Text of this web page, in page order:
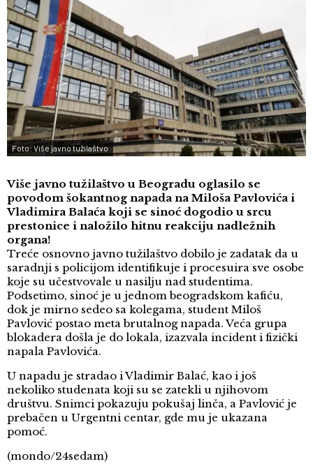
Foto: Više javno tužilaštvo
Više javno tužilaštvo u Beogradu oglasilo se
povodom šokantnog napada na Miloša Pavlovića i
Vladimira Balaća koji se sinoć dogodio u srcu
prestonice i naložilo hitnu reakciju nadležnih
organa!
Treće osnovno javno tužilaštvo dobilo je zadatak da u
saradnji s policijom identifikuje i procesuira sve osobe
koje su učestvovale u nasilju nad studentima.
Podsetimo, sinoć je u jednom beogradskom kafiću,
dok je mirno sedeo sa kolegama, student Miloš
Pavlović postao meta brutalnog napada. Veća grupa
blokadera došla je do lokala, izazvala incident i fizički
napala Pavlovića.
U napadu je stradao i Vladimir Balać, kao i još
nekoliko studenata koji su se zatekli u njihovom
društvu. Snimci pokazuju pokušaj linča, a Pavlović je
prebačen u Urgentni centar, gde mu je ukazana
pomoć.
(mondo/24sedam)